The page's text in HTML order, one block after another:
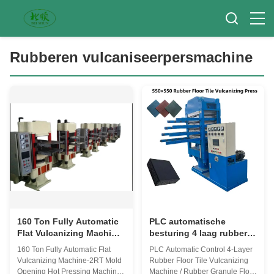
Rubberen vulcaniseerpersmachine
160 Ton Fully Automatic
Flat Vulcanizing Machine-
2RT Mold Opening Hot
Pressing Machine
160 Ton Fully Automatic Flat
Vulcanizing Machine-2RT Mold
Opening Hot Pressing Machine
PLC automatische
besturing 4 laag rubber
vloertegel
vulcaniserende machine /
rubber granule vloertegel
PLC Automatic Control 4-Layer
Rubber Floor Tile Vulcanizing
Machine / Rubber Granule Floor